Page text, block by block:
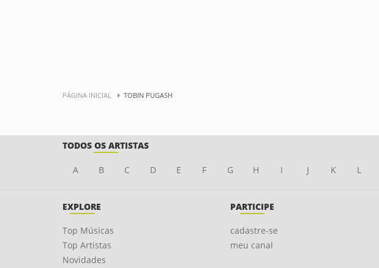
PÁGINA INICIAL TOBIN PUGASH
TODOS OS ARTISTAS
A B C D E F G H I J K L
EXPLORE
Top Músicas
Top Artistas
Novidades
PARTICIPE
cadastre-se
meu canal